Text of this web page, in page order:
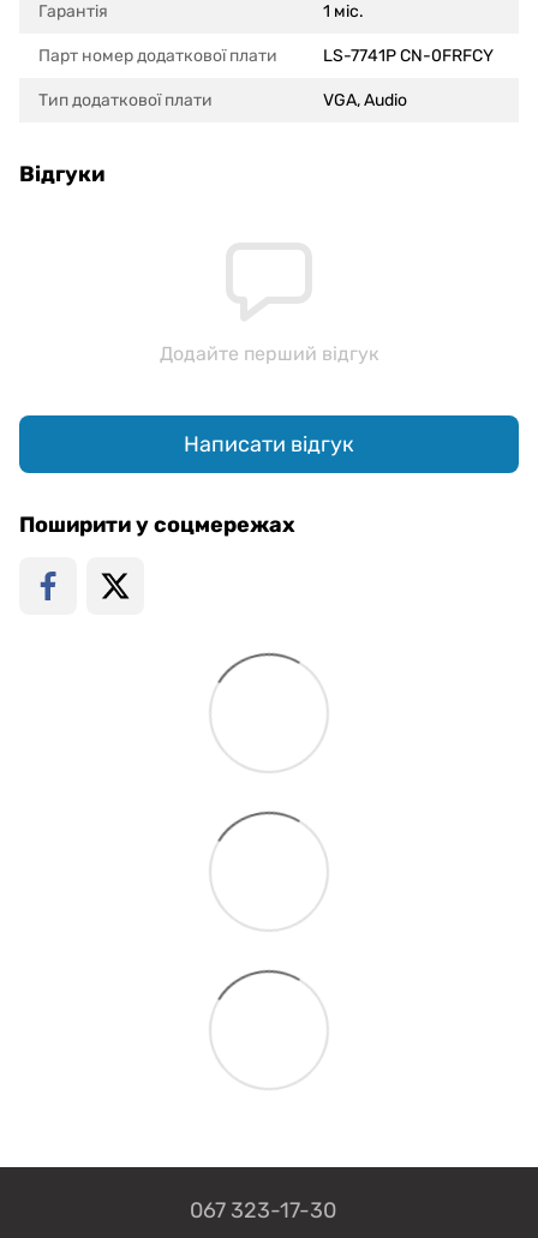
Гарантія 1 міс.
Парт номер додаткової плати LS-7741P CN-0FRFCY
Тип додаткової плати VGA, Audio
Відгуки
Додайте перший відгук
Написати відгук
Поширити у соцмережах
067 323-17-30